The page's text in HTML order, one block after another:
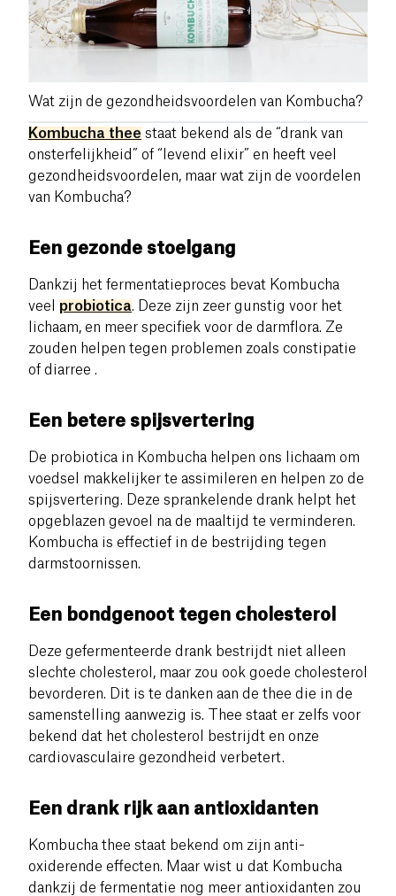
Wat zijn de gezondheidsvoordelen van Kombucha?
Kombucha thee staat bekend als de “drank van
onsterfelijkheid” of “levend elixir” en heeft veel
gezondheidsvoordelen, maar wat zijn de voordelen
van Kombucha?
Een gezonde stoelgang
Dankzij het fermentatieproces bevat Kombucha
veel probiotica. Deze zijn zeer gunstig voor het
lichaam, en meer specifiek voor de darmflora. Ze
zouden helpen tegen problemen zoals constipatie
of diarree .
Een betere spijsvertering
De probiotica in Kombucha helpen ons lichaam om
voedsel makkelijker te assimileren en helpen zo de
spijsvertering. Deze sprankelende drank helpt het
opgeblazen gevoel na de maaltijd te verminderen.
Kombucha is effectief in de bestrijding tegen
darmstoornissen.
Een bondgenoot tegen cholesterol
Deze gefermenteerde drank bestrijdt niet alleen
slechte cholesterol, maar zou ook goede cholesterol
bevorderen. Dit is te danken aan de thee die in de
samenstelling aanwezig is. Thee staat er zelfs voor
bekend dat het cholesterol bestrijdt en onze
cardiovasculaire gezondheid verbetert.
Een drank rijk aan antioxidanten
Kombucha thee staat bekend om zijn anti-
oxiderende effecten. Maar wist u dat Kombucha
dankzij de fermentatie nog meer antioxidanten zou